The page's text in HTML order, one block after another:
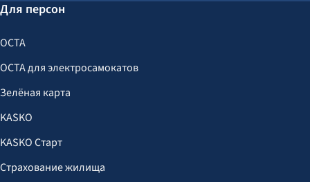
Для персон
OCTA
OCTA для электросамокатов
Зелёная карта
KASKO
KASKO Старт
Страхование жилища